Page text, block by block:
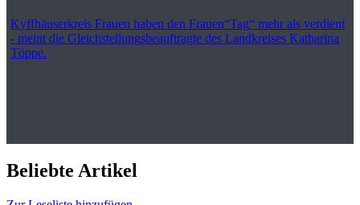
Kyffhäuserkreis Frauen haben den Frauen“Tag“ mehr als verdient
- meint die Gleichstellungsbeauftragte des Landkreises Katharina
Töppe.
Beliebte Artikel